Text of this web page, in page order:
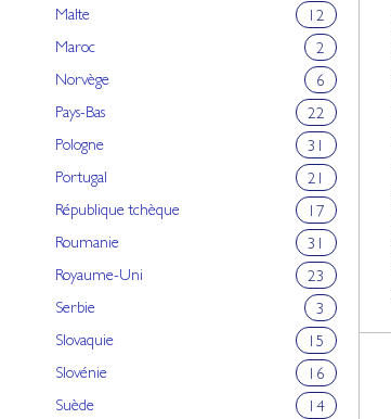
Malte
12
Maroc
2
Norvège
6
Pays-Bas
22
Pologne
31
Portugal
21
République tchèque
17
Roumanie
31
Royaume-Uni
23
Serbie
3
Slovaquie
15
Slovénie
16
Suède
14